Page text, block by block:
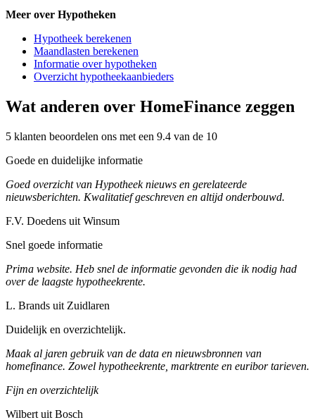
Meer over Hypotheken
Hypotheek berekenen
Maandlasten berekenen
Informatie over hypotheken
Overzicht hypotheekaanbieders
Wat anderen over HomeFinance zeggen
5 klanten beoordelen ons met een 9.4 van de 10
Goede en duidelijke informatie
Goed overzicht van Hypotheek nieuws en gerelateerde
nieuwsberichten. Kwalitatief geschreven en altijd onderbouwd.
F.V. Doedens uit Winsum
Snel goede informatie
Prima website. Heb snel de informatie gevonden die ik nodig had
over de laagste hypotheekrente.
L. Brands uit Zuidlaren
Duidelijk en overzichtelijk.
Maak al jaren gebruik van de data en nieuwsbronnen van
homefinance. Zowel hypotheekrente, marktrente en euribor tarieven.
Fijn en overzichtelijk
Wilbert uit Bosch